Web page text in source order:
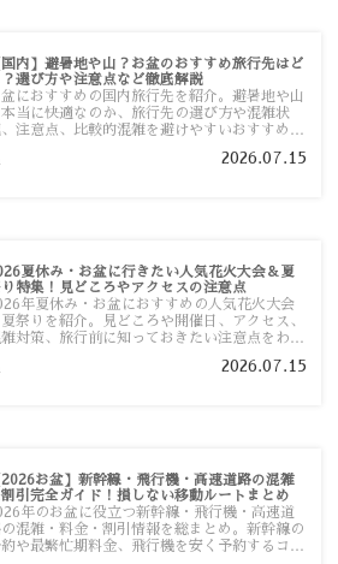
国内】避暑地や山？お盆のおすすめ旅行先はど
？選び方や注意点など徹底解説
盆におすすめの国内旅行先を紹介。避暑地や山
本当に快適なのか、旅行先の選び方や混雑状
、注意点、比較的混雑を避けやすいおすすめス
2026.07.15
夏休み・お盆に行きたい人気花火大会＆夏
特集！見どころやアクセスの注意点
年夏休み・お盆におすすめの人気花火大会
夏祭りを紹介。見どころや開催日、アクセス、
雑対策、旅行前に知っておきたい注意点をわか
2026.07.15
2026お盆】新幹線・飛行機・高速道路の混雑
割引完全ガイド！損しない移動ルートまとめ
年のお盆に役立つ新幹線・飛行機・高速道
の混雑・料金・割引情報を総まとめ。新幹線の
約や最繁忙期料金、飛行機を安く予約するコ